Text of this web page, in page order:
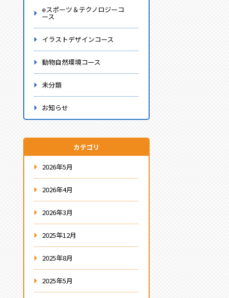
eスポーツ＆テクノロジーコ
ース
イラストデザインコース
動物自然環境コース
未分類
お知らせ
カテゴリ
2026年5月
2026年4月
2026年3月
2025年12月
2025年8月
2025年5月